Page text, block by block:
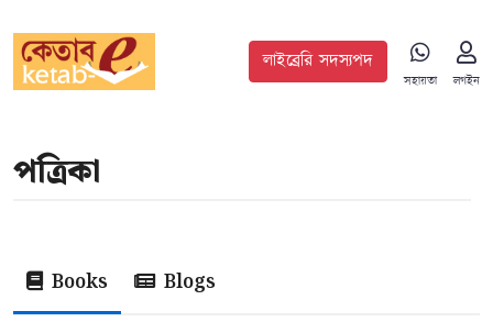
লাইব্রেরি সদস্যপদ
সহায়তা লগইন
পত্রিকা
Books Blogs